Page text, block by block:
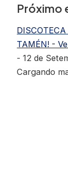
Próximo
DISCOTECA
TAMÉN! -
- 12 de
Cargando